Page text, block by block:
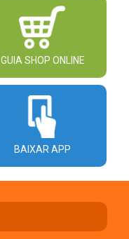
GUIA SHOP ONLINE
BAIXAR APP